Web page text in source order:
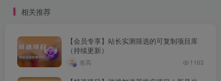
相关推荐
【会员专享】站长实测筛选的可复制项目库
（持续更新）
老高 1163